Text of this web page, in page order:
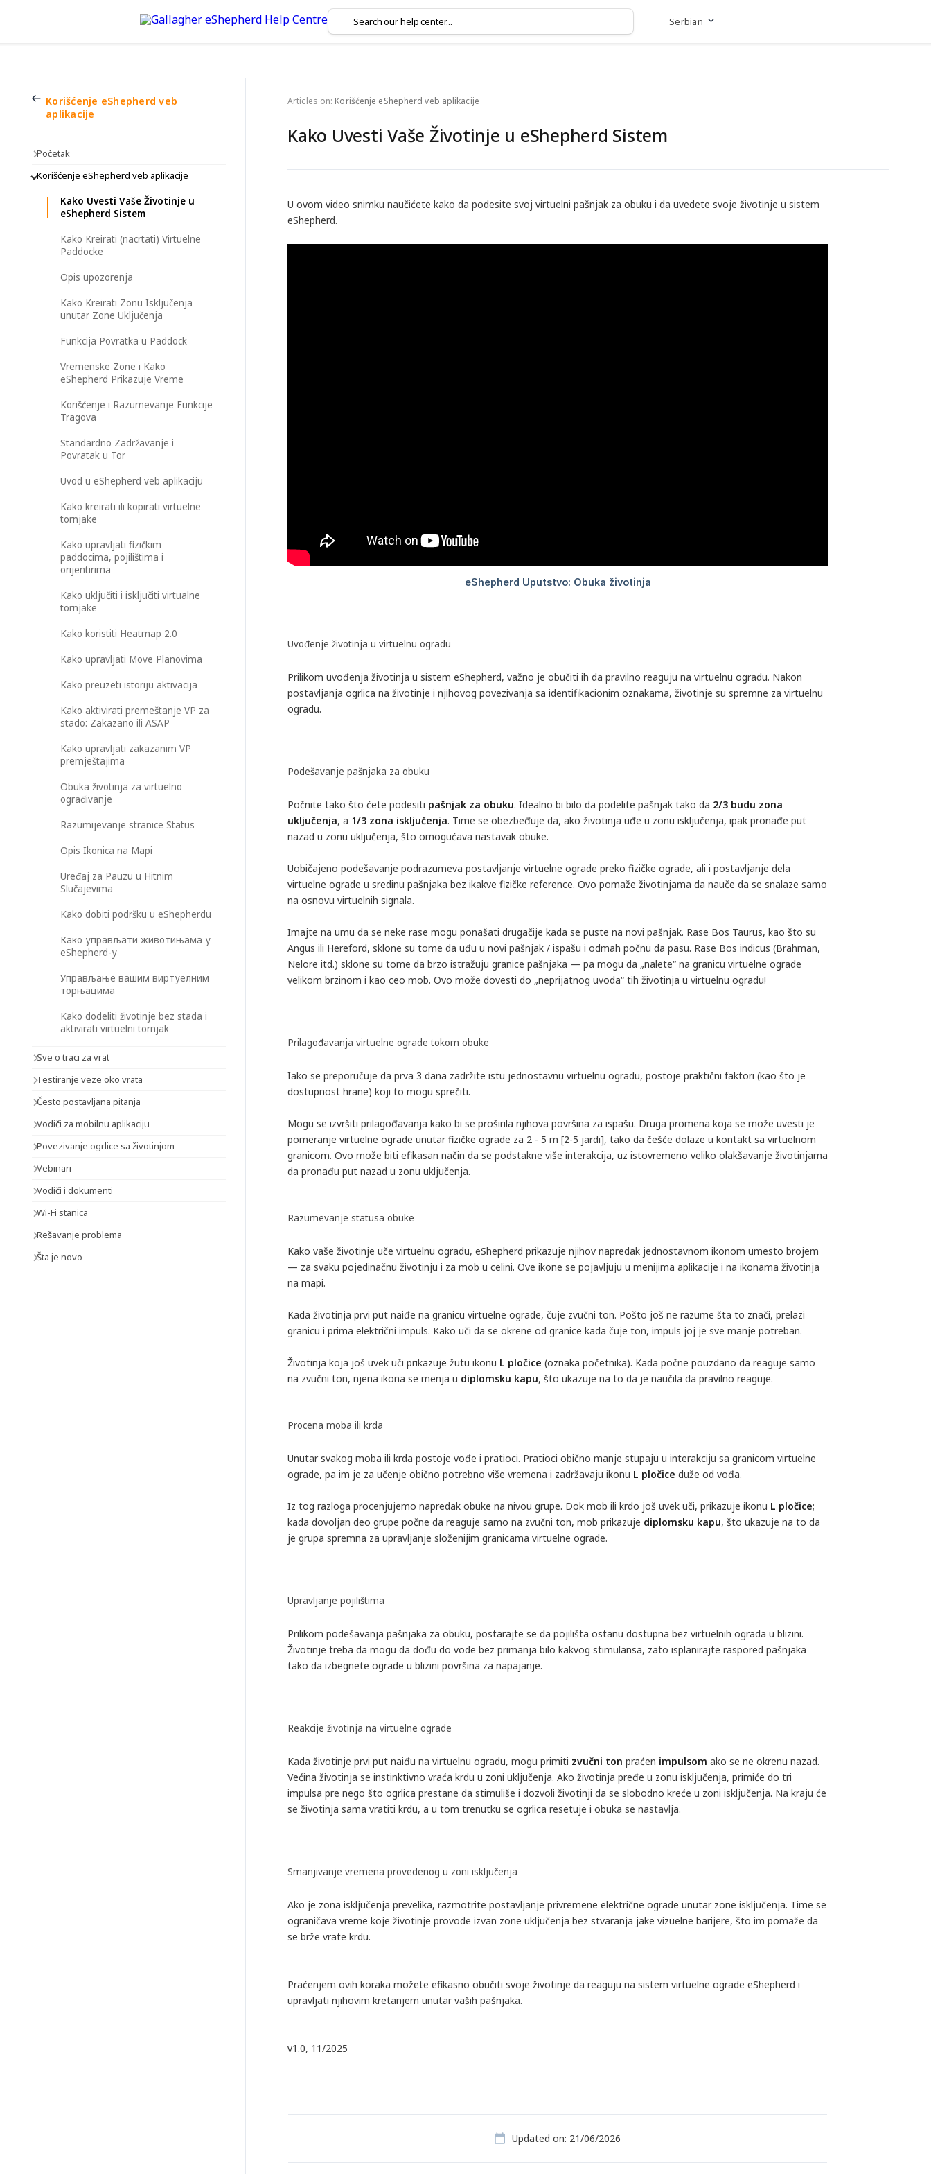
Serbian
Korišćenje eShepherd veb
aplikacije
Početak
Korišćenje eShepherd veb aplikacije
Kako Uvesti Vaše Životinje u
eShepherd Sistem
Kako Kreirati (nacrtati) Virtuelne
Paddocke
Opis upozorenja
Kako Kreirati Zonu Isključenja
unutar Zone Uključenja
Funkcija Povratka u Paddock
Vremenske Zone i Kako
eShepherd Prikazuje Vreme
Korišćenje i Razumevanje Funkcije
Tragova
Standardno Zadržavanje i
Povratak u Tor
Uvod u eShepherd veb aplikaciju
Kako kreirati ili kopirati virtuelne
tornjake
Kako upravljati fizičkim
paddocima, pojilištima i
orijentirima
Kako uključiti i isključiti virtualne
tornjake
Kako koristiti Heatmap 2.0
Kako upravljati Move Planovima
Kako preuzeti istoriju aktivacija
Kako aktivirati premeštanje VP za
stado: Zakazano ili ASAP
Kako upravljati zakazanim VP
premještajima
Obuka životinja za virtuelno
ograđivanje
Razumijevanje stranice Status
Opis Ikonica na Mapi
Uređaj za Pauzu u Hitnim
Slučajevima
Kako dobiti podršku u eShepherdu
Како управљати животињама у
eShepherd-у
Управљање вашим виртуелним
торњацима
Kako dodeliti životinje bez stada i
aktivirati virtuelni tornjak
Sve o traci za vrat
Testiranje veze oko vrata
Često postavljana pitanja
Vodiči za mobilnu aplikaciju
Povezivanje ogrlice sa životinjom
Vebinari
Vodiči i dokumenti
Wi-Fi stanica
Rešavanje problema
Šta je novo
Articles on: Korišćenje eShepherd veb aplikacije
Kako Uvesti Vaše Životinje u eShepherd Sistem
U ovom video snimku naučićete kako da podesite svoj virtuelni pašnjak za obuku i da uvedete svoje životinje u sistem
eShepherd.
Uvođenje životinja u virtuelnu ogradu
Prilikom uvođenja životinja u sistem eShepherd, važno je obučiti ih da pravilno reaguju na virtuelnu ogradu. Nakon
postavljanja ogrlica na životinje i njihovog povezivanja sa identifikacionim oznakama, životinje su spremne za virtuelnu
ogradu.
Podešavanje pašnjaka za obuku
Počnite tako što ćete podesiti pašnjak za obuku. Idealno bi bilo da podelite pašnjak tako da 2/3 budu zona
uključenja, a 1/3 zona isključenja. Time se obezbeđuje da, ako životinja uđe u zonu isključenja, ipak pronađe put
nazad u zonu uključenja, što omogućava nastavak obuke.
Uobičajeno podešavanje podrazumeva postavljanje virtuelne ograde preko fizičke ograde, ali i postavljanje dela
virtuelne ograde u sredinu pašnjaka bez ikakve fizičke reference. Ovo pomaže životinjama da nauče da se snalaze samo
na osnovu virtuelnih signala.
Imajte na umu da se neke rase mogu ponašati drugačije kada se puste na novi pašnjak. Rase Bos Taurus, kao što su
Angus ili Hereford, sklone su tome da uđu u novi pašnjak / ispašu i odmah počnu da pasu. Rase Bos indicus (Brahman,
Nelore itd.) sklone su tome da brzo istražuju granice pašnjaka — pa mogu da „naletе“ na granicu virtuelne ograde
velikom brzinom i kao ceo mob. Ovo može dovesti do „neprijatnog uvoda“ tih životinja u virtuelnu ogradu!
Prilagođavanja virtuelne ograde tokom obuke
Iako se preporučuje da prva 3 dana zadržite istu jednostavnu virtuelnu ogradu, postoje praktični faktori (kao što je
dostupnost hrane) koji to mogu sprečiti.
Mogu se izvršiti prilagođavanja kako bi se proširila njihova površina za ispašu. Druga promena koja se može uvesti je
pomeranje virtuelne ograde unutar fizičke ograde za 2 - 5 m [2-5 jardi], tako da češće dolaze u kontakt sa virtuelnom
granicom. Ovo može biti efikasan način da se podstakne više interakcija, uz istovremeno veliko olakšavanje životinjama
da pronađu put nazad u zonu uključenja.
Razumevanje statusa obuke
Kako vaše životinje uče virtuelnu ogradu, eShepherd prikazuje njihov napredak jednostavnom ikonom umesto brojem
— za svaku pojedinačnu životinju i za mob u celini. Ove ikone se pojavljuju u menijima aplikacije i na ikonama životinja
na mapi.
Kada životinja prvi put naiđe na granicu virtuelne ograde, čuje zvučni ton. Pošto još ne razume šta to znači, prelazi
granicu i prima električni impuls. Kako uči da se okrene od granice kada čuje ton, impuls joj je sve manje potreban.
Životinja koja još uvek uči prikazuje žutu ikonu L pločice (oznaka početnika). Kada počne pouzdano da reaguje samo
na zvučni ton, njena ikona se menja u diplomsku kapu, što ukazuje na to da je naučila da pravilno reaguje.
Procena moba ili krda
Unutar svakog moba ili krda postoje vođe i pratioci. Pratioci obično manje stupaju u interakciju sa granicom virtuelne
ograde, pa im je za učenje obično potrebno više vremena i zadržavaju ikonu L pločice duže od vođa.
Iz tog razloga procenjujemo napredak obuke na nivou grupe. Dok mob ili krdo još uvek uči, prikazuje ikonu L pločice;
kada dovoljan deo grupe počne da reaguje samo na zvučni ton, mob prikazuje diplomsku kapu, što ukazuje na to da
je grupa spremna za upravljanje složenijim granicama virtuelne ograde.
Upravljanje pojilištima
Prilikom podešavanja pašnjaka za obuku, postarajte se da pojilišta ostanu dostupna bez virtuelnih ograda u blizini.
Životinje treba da mogu da dođu do vode bez primanja bilo kakvog stimulansa, zato isplanirajte raspored pašnjaka
tako da izbegnete ograde u blizini površina za napajanje.
Reakcije životinja na virtuelne ograde
Kada životinje prvi put naiđu na virtuelnu ogradu, mogu primiti zvučni ton praćen impulsom ako se ne okrenu nazad.
Većina životinja se instinktivno vraća krdu u zoni uključenja. Ako životinja pređe u zonu isključenja, primiće do tri
impulsa pre nego što ogrlica prestane da stimuliše i dozvoli životinji da se slobodno kreće u zoni isključenja. Na kraju će
se životinja sama vratiti krdu, a u tom trenutku se ogrlica resetuje i obuka se nastavlja.
Smanjivanje vremena provedenog u zoni isključenja
Ako je zona isključenja prevelika, razmotrite postavljanje privremene električne ograde unutar zone isključenja. Time se
ograničava vreme koje životinje provode izvan zone uključenja bez stvaranja jake vizuelne barijere, što im pomaže da
se brže vrate krdu.
Praćenjem ovih koraka možete efikasno obučiti svoje životinje da reaguju na sistem virtuelne ograde eShepherd i
upravljati njihovim kretanjem unutar vaših pašnjaka.
v1.0, 11/2025
Updated on: 21/06/2026